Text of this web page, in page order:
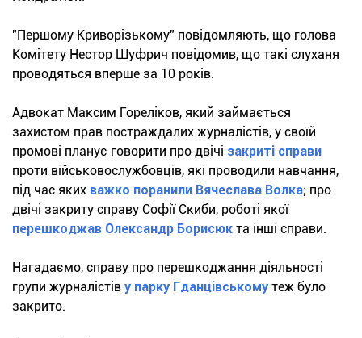
"Першому Криворізькому" повідомляють, що голова
Комітету Нестор Шуфрич повідомив, що такі слуханя
проводяться вперше за 10 років.
Адвокат Максим Гореліков, який займається
захистом прав постраждалих журналістів, у своїй
промові планує говорити про двічі закриті справи
проти військовослужбовців, які проводили навчання,
під час яких важко поранили Вячеслава Волка; про
двічі закриту справу Софії Скиби, роботі якої
перешкоджав Олександр Борисюк та інші справи.
Нагадаємо, справу про перешкоджання діяльності
групи журналістів у парку Гданцівському теж було
закрито.